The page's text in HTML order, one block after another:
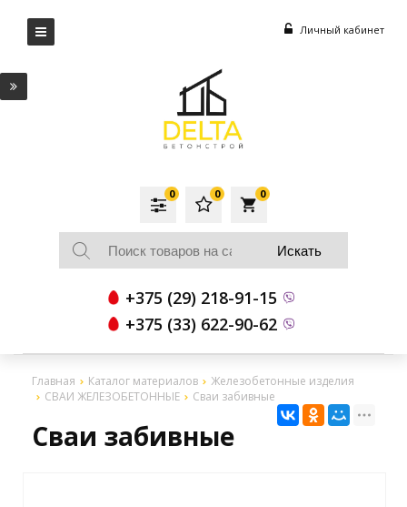
Личный кабинет
local_grocery_store
0
0
0
+375 (29) 218-91-15
+375 (33) 622-90-62
Главная Каталог материалов
Железобетонные изделия
СВАИ ЖЕЛЕЗОБЕТОННЫЕ
Сваи забивные
Сваи забивные